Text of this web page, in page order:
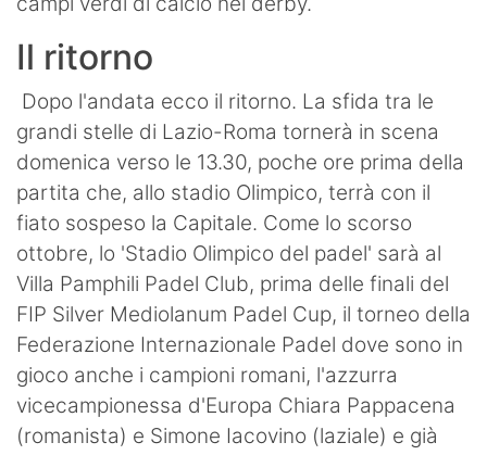
Il ritorno
Dopo l'andata ecco il ritorno. La sfida tra le
grandi stelle di Lazio-Roma tornerà in scena
domenica verso le 13.30, poche ore prima della
partita che, allo stadio Olimpico, terrà con il
fiato sospeso la Capitale. Come lo scorso
ottobre, lo 'Stadio Olimpico del padel' sarà al
Villa Pamphili Padel Club, prima delle finali del
FIP Silver Mediolanum Padel Cup, il torneo della
Federazione Internazionale Padel dove sono in
gioco anche i campioni romani, l'azzurra
vicecampionessa d'Europa Chiara Pappacena
(romanista) e Simone Iacovino (laziale) e già